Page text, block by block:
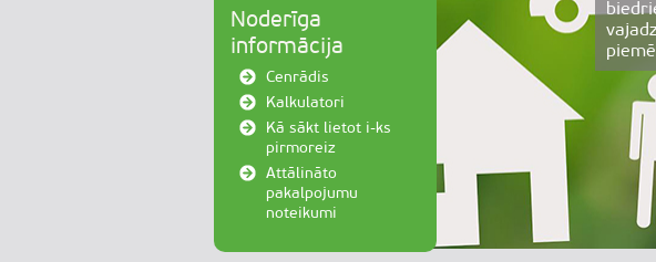
Noderīga
informācija
Cenrādis
Kalkulatori
Kā sākt lietot i-ks
pirmoreiz
Attālināto
pakalpojumu
noteikumi